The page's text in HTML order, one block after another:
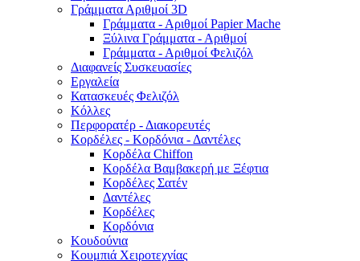
Γράμματα Αριθμοί 3D
Γράμματα - Αριθμοί Papier Mache
Ξύλινα Γράμματα - Αριθμοί
Γράμματα - Αριθμοί Φελιζόλ
Διαφανείς Συσκευασίες
Εργαλεία
Κατασκευές Φελιζόλ
Κόλλες
Περφορατέρ - Διακορευτές
Κορδέλες - Κορδόνια - Δαντέλες
Κορδέλα Chiffon
Κορδέλα Βαμβακερή με Ξέφτια
Κορδέλες Σατέν
Δαντέλες
Κορδέλες
Κορδόνια
Κουδούνια
Κουμπιά Χειροτεχνίας